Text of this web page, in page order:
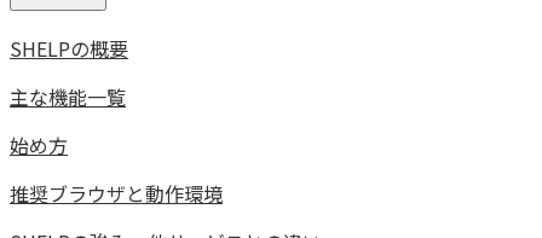
SHELPの概要
主な機能一覧
始め方
推奨ブラウザと動作環境